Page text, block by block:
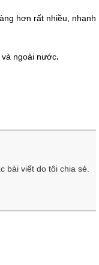
hơn rất nhiều, nhanh
ngoài nước.
bài viết do tôi chia sẻ.